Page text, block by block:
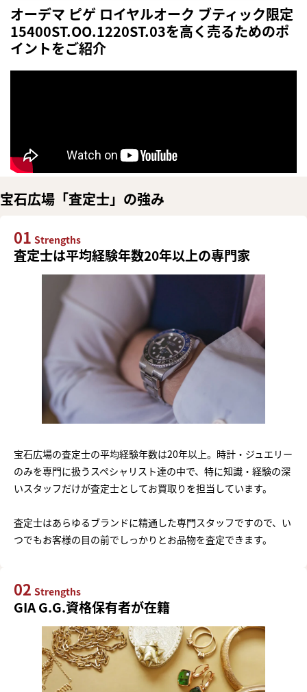
オーデマ ピゲ ロイヤルオーク ブティック限定
15400ST.OO.1220ST.03を高く売るためのポ
イントをご紹介
宝石広場「査定士」の強み
01 Strengths
査定士は平均経験年数20年以上の専門家
宝石広場の査定士の平均経験年数は20年以上。時計・ジュエリー
のみを専門に扱うスペシャリスト達の中で、特に知識・経験の深
いスタッフだけが査定士としてお買取りを担当しています。
査定士はあらゆるブランドに精通した専門スタッフですので、い
つでもお客様の目の前でしっかりとお品物を査定できます。
02 Strengths
GIA G.G.資格保有者が在籍